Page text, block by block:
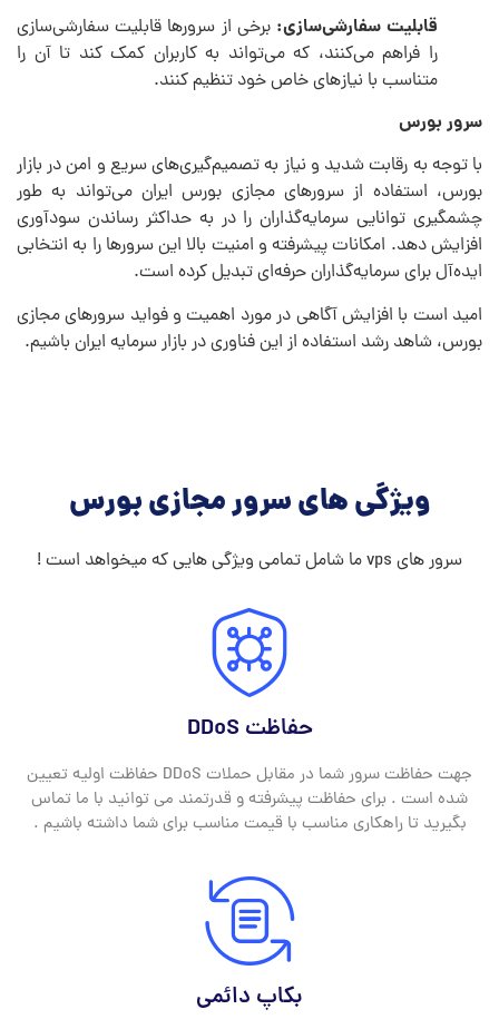
قابلیت سفارشی‌سازی: برخی از سرورها قابلیت سفارشی‌سازی
را فراهم می‌کنند، که می‌تواند به کاربران کمک کند تا آن را
متناسب با نیازهای خاص خود تنظیم کنند.
سرور بورس
با توجه به رقابت شدید و نیاز به تصمیم‌گیری‌های سریع و امن در بازار
بورس، استفاده از سرورهای مجازی بورس ایران می‌تواند به طور
چشمگیری توانایی سرمایه‌گذاران را در به حداکثر رساندن سودآوری
افزایش دهد. امکانات پیشرفته و امنیت بالا این سرورها را به انتخابی
ایده‌آل برای سرمایه‌گذاران حرفه‌ای تبدیل کرده است.
امید است با افزایش آگاهی در مورد اهمیت و فواید سرورهای مجازی
بورس، شاهد رشد استفاده از این فناوری در بازار سرمایه ایران باشیم.
ویژگی های سرور مجازی بورس
سرور های vps ما شامل تمامی ویژگی هایی که میخواهد است !
حفاظت DDoS
جهت حفاظت سرور شما در مقابل حملات DDoS حفاظت اولیه تعیین
شده است . برای حفاظت پیشرفته و قدرتمند می توانید با ما تماس
بگیرید تا راهکاری مناسب با قیمت مناسب برای شما داشته باشیم .
بکاپ دائمی